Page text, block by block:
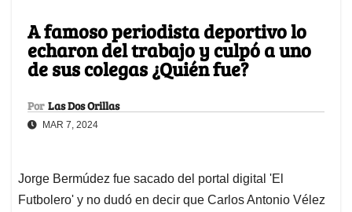
A famoso periodista deportivo lo
echaron del trabajo y culpó a uno
de sus colegas ¿Quién fue?
Por Las Dos Orillas
MAR 7, 2024
Jorge Bermúdez fue sacado del portal digital 'El
Futbolero' y no dudó en decir que Carlos Antonio Vélez